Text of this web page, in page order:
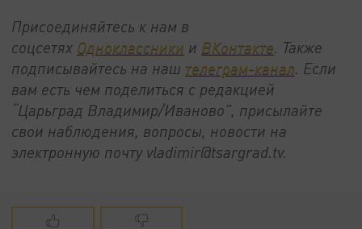
Присоединяйтесь к нам в
соцсетях Одноклассники и ВКонтакте. Также
подписывайтесь на наш телеграм-канал. Если
вам есть чем поделиться с редакцией
“Царьград Владимир/Иваново”, присылайте
свои наблюдения, вопросы, новости на
электронную почту vladimir@tsargrad.tv.